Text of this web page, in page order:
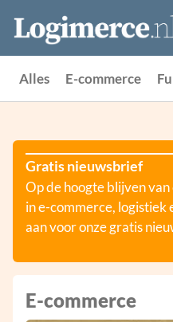
Vacatures
Events
Alles E-commerce
Gratis nieuwsbrief
Op de hoogte blijven
in e-commerce, logistiek
aan voor onze gratis
E-commerce